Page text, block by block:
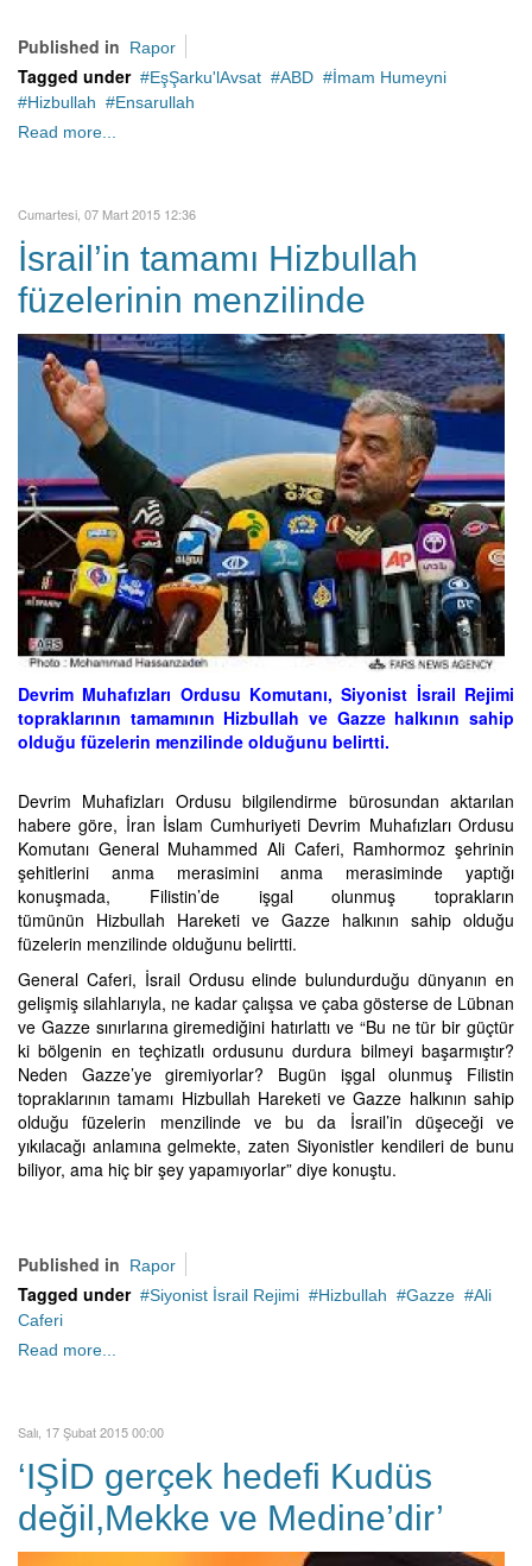
Published in Rapor
Tagged under EşŞarku'lAvsat ABD
İmam Humeyni
Hizbullah
Ensarullah
Read more...
Cumartesi, 07 Mart 2015 12:36
İsrail’in tamamı Hizbullah
füzelerinin menzilinde
Devrim Muhafızları Ordusu Komutanı, Siyonist İsrail Rejimi
topraklarının tamamının Hizbullah ve Gazze halkının sahip
olduğu füzelerin menzilinde olduğunu belirtti.
Devrim Muhafizları Ordusu bilgilendirme bürosundan aktarılan
habere göre, İran İslam Cumhuriyeti Devrim Muhafızları Ordusu
Komutanı General Muhammed Ali Caferi, Ramhormoz şehrinin
şehitlerini anma merasimini anma merasiminde yaptığı
konuşmada, Filistin’de işgal olunmuş toprakların
tümünün Hizbullah Hareketi ve Gazze halkının sahip olduğu
füzelerin menzilinde olduğunu belirtti.
General Caferi, İsrail Ordusu elinde bulundurduğu dünyanın en
gelişmiş silahlarıyla, ne kadar çalışsa ve çaba gösterse de Lübnan
ve Gazze sınırlarına giremediğini hatırlattı ve “Bu ne tür bir güçtür
ki bölgenin en teçhizatlı ordusunu durdura bilmeyi başarmıştır?
Neden Gazze’ye giremiyorlar? Bugün işgal olunmuş Filistin
topraklarının tamamı Hizbullah Hareketi ve Gazze halkının sahip
olduğu füzelerin menzilinde ve bu da İsrail’in düşeceği ve
yıkılacağı anlamına gelmekte, zaten Siyonistler kendileri de bunu
biliyor, ama hiç bir şey yapamıyorlar” diye konuştu.
Published in Rapor
Tagged under Siyonist İsrail Rejimi Hizbullah Gazze
Ali
Caferi
Read more...
Salı, 17 Şubat 2015 00:00
‘IŞİD gerçek hedefi Kudüs